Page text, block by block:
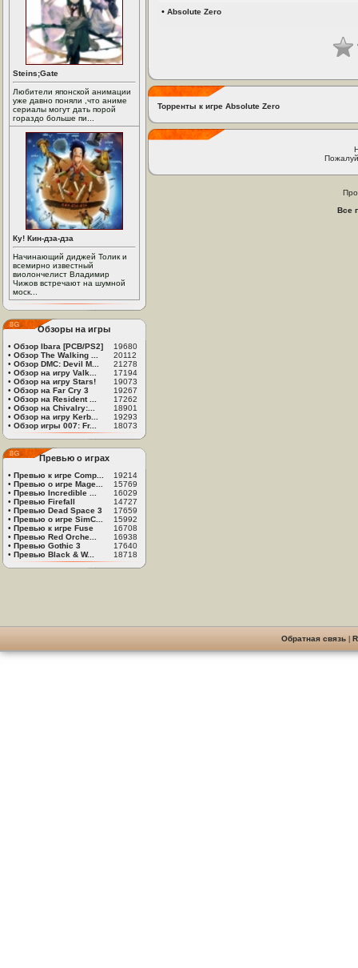
Steins;Gate
Любители японской анимации
уже давно поняли ,что аниме
сериалы могут дать порой
гораздо больше пи...
Ку! Кин-дза-дза
Начинающий диджей Толик и
всемирно известный
виолончелист Владимир
Чижов встречают на шумной
моск...
Обзоры на игры
• Обзор Ibara [PCB/PS2]
19680
• Обзор The Walking ...
20112
• Обзор DMC: Devil M...
21278
• Обзор на игру Valk...
17194
• Обзор на игру Stars!
19073
• Обзор на Far Cry 3
19267
• Обзор на Resident ...
17262
• Обзор на Chivalry:...
18901
• Обзор на игру Kerb...
19293
• Обзор игры 007: Fr... 18073
Превью о играх
• Превью к игре Comp...
19214
• Превью о игре Mage...
15769
• Превью Incredible ...
16029
• Превью Firefall
14727
• Превью Dead Space 3
17659
• Превью о игре SimC...
15992
• Превью к игре Fuse
16708
• Превью Red Orche...
16938
• Превью Gothic 3
17640
• Превью Black & W... 18718
• Absolute Zero
Торренты к игре Absolute Zero
Все
Обратная связь